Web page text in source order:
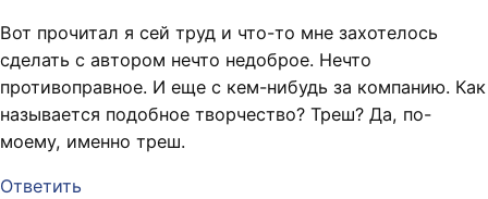
Вот прочитал я сей труд и что-то мне захотелось
сделать с автором нечто недоброе. Нечто
противоправное. И еще с кем-нибудь за компанию. Как
называется подобное творчество? Треш? Да, по-
моему, именно треш.
Ответить